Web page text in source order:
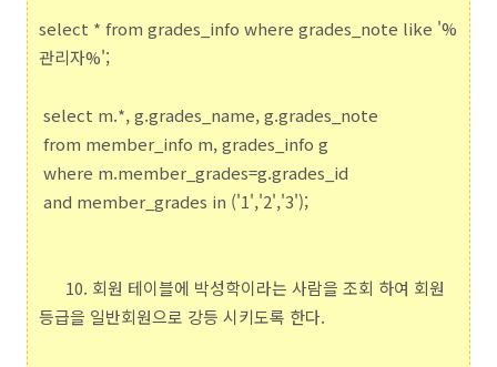
select * from grades_info where grades_note like '%
관리자%';
select m.*, g.grades_name, g.grades_note
from member_info m, grades_info g
where m.member_grades=g.grades_id
and member_grades in ('1','2','3');
10. 회원 테이블에 박성학이라는 사람을 조회 하여 회원
등급을 일반회원으로 강등 시키도록 한다.